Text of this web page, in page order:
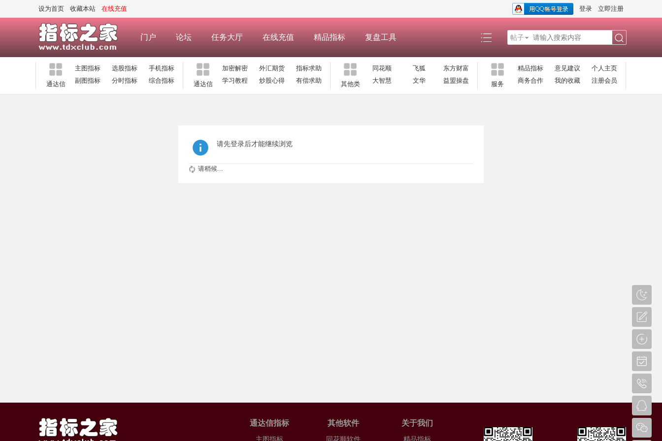
设为首页 收藏本站 在线充值 登录 立即注册
门户 论坛 任务大厅 在线充值 精品指标 复盘工具 帖子
通达信
主图指标 选股指标
手机指标
副图指标
分时指标 综合指标 通达信
加密解密 外汇期货
指标求助
学习教程
炒股心得 有偿求助 其他类
同花顺 飞狐
东方财富
大智慧
文华 益盟操盘 服务
精品指标 意见建议
个人主页
商务合作
我的收藏 注册会员
请先登录后才能继续浏览
请稍候...
通达信指标
主图指标
其他软件
同花顺软件
关于我们
精品指标